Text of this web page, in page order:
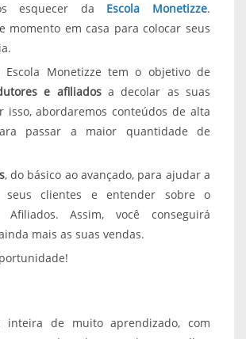
esquecer da Escola Monetizze.
momento em casa para colocar seus
Monetizze tem o objetivo de
e afiliadosa decolar as suas
isso, abordaremos conteúdos de alta
passar a maior quantidade de
, do básico ao avançado, para ajudar a
seus clientes e entender sobre o
Assim, você conseguirá
mais as suas vendas.
inteira de muito aprendizado, com